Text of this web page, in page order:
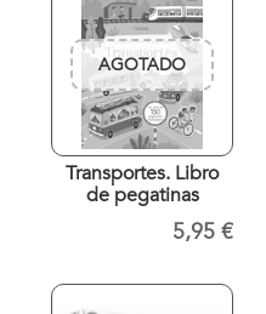
AGOTADO
Transportes. Libro
de pegatinas
5,95 €